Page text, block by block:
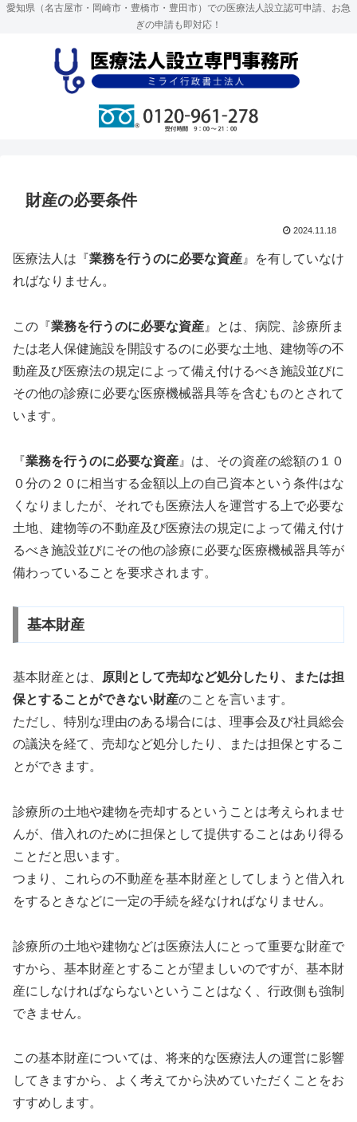
愛知県（名古屋市・岡崎市・豊橋市・豊田市）での医療法人設立認可申請、お急
ぎの申請も即対応！
財産の必要条件
2024.11.18
医療法人は『業務を行うのに必要な資産 』を有していなけ
ればなりません。
この『業務を行うのに必要な資産 』とは、病院、診療所ま
たは老人保健施設を開設するのに必要な土地、建物等の不
動産及び医療法の規定によって備え付けるべき施設並びに
その他の診療に必要な医療機械器具等を含むものとされて
います。
『業務を行うのに必要な資産 』は、その資産の総額の１０
０分の２０に相当する金額以上の自己資本という条件はな
くなりましたが、それでも医療法人を運営する上で必要な
土地、建物等の不動産及び医療法の規定によって備え付け
るべき施設並びにその他の診療に必要な医療機械器具等が
備わっていることを要求されます。
基本財産
基本財産とは、
原則として売却など処分したり、または担
保とすることができない財産のことを言います。
ただし、特別な理由のある場合には、理事会及び社員総会
の議決を経て、売却など処分したり、または担保とするこ
とができます。
診療所の土地や建物を売却するということは考えられませ
んが、借入れのために担保として提供することはあり得る
ことだと思います。
つまり、これらの不動産を基本財産としてしまうと借入れ
をするときなどに一定の手続を経なければなりません。
診療所の土地や建物などは医療法人にとって重要な財産で
すから、基本財産とすることが望ましいのですが、基本財
産にしなければならないということはなく、行政側も強制
できません。
この基本財産については、将来的な医療法人の運営に影響
してきますから、よく考えてから決めていただくことをお
すすめします。